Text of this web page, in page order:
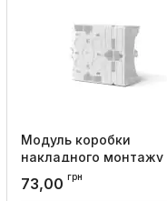
Модуль коробки
накладного монтажу
білий BINERA, Videx
Артикул:
73,00 грн